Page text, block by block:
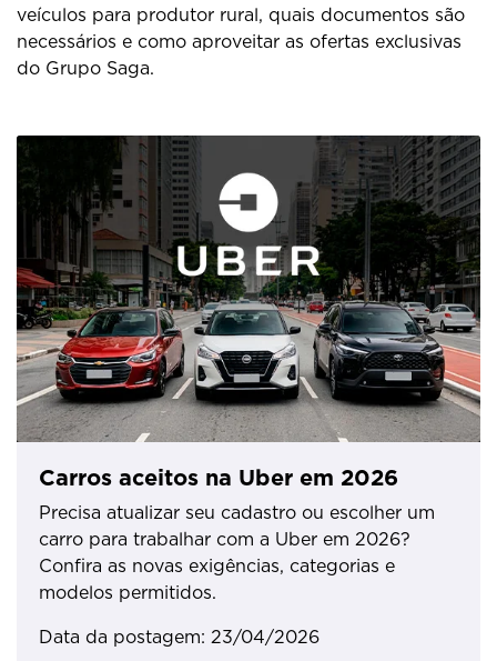
veículos para produtor rural, quais documentos são
necessários e como aproveitar as ofertas exclusivas
do Grupo Saga.
Carros aceitos na Uber em 2026
Precisa atualizar seu cadastro ou escolher um
carro para trabalhar com a Uber em 2026?
Confira as novas exigências, categorias e
modelos permitidos.
Data da postagem: 23/04/2026